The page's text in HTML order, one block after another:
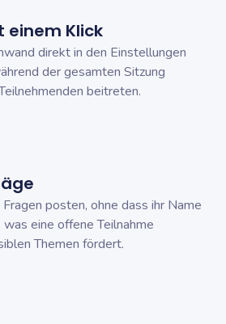
einem Klick
direkt in den Einstellungen
der gesamten Sitzung
beitreten.
posten, ohne dass ihr Name
eine offene Teilnahme
Themen fördert.